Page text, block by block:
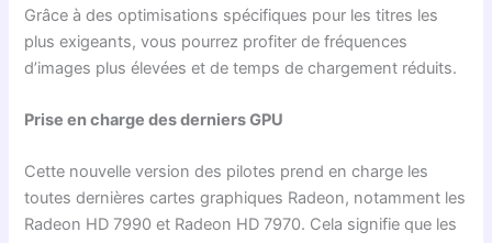
Grâce à des optimisations spécifiques pour les titres les
plus exigeants, vous pourrez profiter de fréquences
d’images plus élevées et de temps de chargement réduits.
Prise en charge des derniers GPU
Cette nouvelle version des pilotes prend en charge les
toutes dernières cartes graphiques Radeon, notamment les
Radeon HD 7990 et Radeon HD 7970. Cela signifie que les